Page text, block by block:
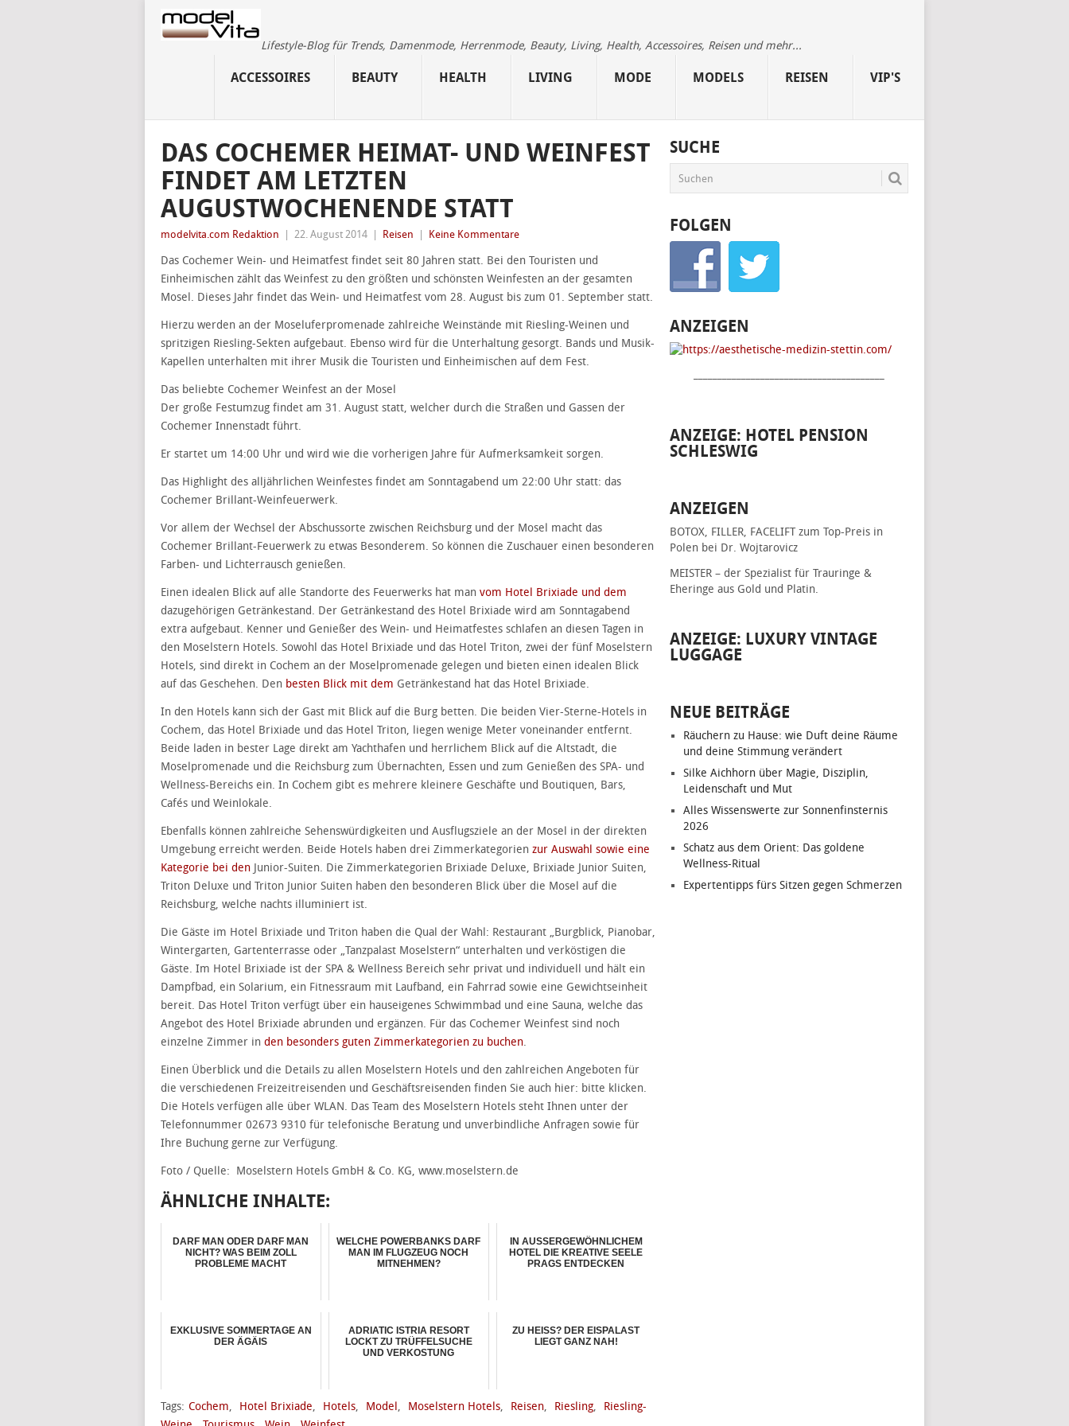
Lifestyle-Blog für Trends, Damenmode, Herrenmode, Beauty, Living, Health, Accessoires, Reisen und mehr...
ACCESSOIRES BEAUTY HEALTH LIVING MODE MODELS REISEN VIP'S
DAS COCHEMER HEIMAT- UND WEINFEST
FINDET AM LETZTEN
AUGUSTWOCHENENDE STATT
modelvita.com Redaktion 22. August 2014 Reisen Keine Kommentare
Das Cochemer Wein- und Heimatfest findet seit 80 Jahren statt. Bei den Touristen und
Einheimischen zählt das Weinfest zu den größten und schönsten Weinfesten an der gesamten
Mosel. Dieses Jahr findet das Wein- und Heimatfest vom 28. August bis zum 01. September statt.
Hierzu werden an der Moseluferpromenade zahlreiche Weinstände mit Riesling-Weinen und
spritzigen Riesling-Sekten aufgebaut. Ebenso wird für die Unterhaltung gesorgt. Bands und Musik-
Kapellen unterhalten mit ihrer Musik die Touristen und Einheimischen auf dem Fest.
Das beliebte Cochemer Weinfest an der Mosel
Der große Festumzug findet am 31. August statt, welcher durch die Straßen und Gassen der
Cochemer Innenstadt führt.
Er startet um 14:00 Uhr und wird wie die vorherigen Jahre für Aufmerksamkeit sorgen.
Das Highlight des alljährlichen Weinfestes findet am Sonntagabend um 22:00 Uhr statt: das
Cochemer Brillant-Weinfeuerwerk.
Vor allem der Wechsel der Abschussorte zwischen Reichsburg und der Mosel macht das
Cochemer Brillant-Feuerwerk zu etwas Besonderem. So können die Zuschauer einen besonderen
Farben- und Lichterrausch genießen.
Einen idealen Blick auf alle Standorte des Feuerwerks hat man vom Hotel Brixiade und dem
dazugehörigen Getränkestand. Der Getränkestand des Hotel Brixiade wird am Sonntagabend
extra aufgebaut. Kenner und Genießer des Wein- und Heimatfestes schlafen an diesen Tagen in
den Moselstern Hotels. Sowohl das Hotel Brixiade und das Hotel Triton, zwei der fünf Moselstern
Hotels, sind direkt in Cochem an der Moselpromenade gelegen und bieten einen idealen Blick
auf das Geschehen. Den besten Blick mit dem Getränkestand hat das Hotel Brixiade.
In den Hotels kann sich der Gast mit Blick auf die Burg betten. Die beiden Vier-Sterne-Hotels in
Cochem, das Hotel Brixiade und das Hotel Triton, liegen wenige Meter voneinander entfernt.
Beide laden in bester Lage direkt am Yachthafen und herrlichem Blick auf die Altstadt, die
Moselpromenade und die Reichsburg zum Übernachten, Essen und zum Genießen des SPA- und
Wellness-Bereichs ein. In Cochem gibt es mehrere kleinere Geschäfte und Boutiquen, Bars,
Cafés und Weinlokale.
Ebenfalls können zahlreiche Sehenswürdigkeiten und Ausflugsziele an der Mosel in der direkten
Umgebung erreicht werden. Beide Hotels haben drei Zimmerkategorien zur Auswahl sowie eine
Kategorie bei den Junior-Suiten. Die Zimmerkategorien Brixiade Deluxe, Brixiade Junior Suiten,
Triton Deluxe und Triton Junior Suiten haben den besonderen Blick über die Mosel auf die
Reichsburg, welche nachts illuminiert ist.
Die Gäste im Hotel Brixiade und Triton haben die Qual der Wahl: Restaurant „Burgblick, Pianobar,
Wintergarten, Gartenterrasse oder „Tanzpalast Moselstern“ unterhalten und verköstigen die
Gäste. Im Hotel Brixiade ist der SPA & Wellness Bereich sehr privat und individuell und hält ein
Dampfbad, ein Solarium, ein Fitnessraum mit Laufband, ein Fahrrad sowie eine Gewichtseinheit
bereit. Das Hotel Triton verfügt über ein hauseigenes Schwimmbad und eine Sauna, welche das
Angebot des Hotel Brixiade abrunden und ergänzen. Für das Cochemer Weinfest sind noch
einzelne Zimmer in den besonders guten Zimmerkategorien zu buchen.
Einen Überblick und die Details zu allen Moselstern Hotels und den zahlreichen Angeboten für
die verschiedenen Freizeitreisenden und Geschäftsreisenden finden Sie auch hier: bitte klicken.
Die Hotels verfügen alle über WLAN. Das Team des Moselstern Hotels steht Ihnen unter der
Telefonnummer 02673 9310 für telefonische Beratung und unverbindliche Anfragen sowie für
Ihre Buchung gerne zur Verfügung.
Foto / Quelle: Moselstern Hotels GmbH & Co. KG, www.moselstern.de
ÄHNLICHE INHALTE:
DARF MAN ODER DARF MAN
NICHT? WAS BEIM ZOLL
PROBLEME MACHT
WELCHE POWERBANKS DARF
MAN IM FLUGZEUG NOCH
MITNEHMEN?
IN AUSSERGEWÖHNLICHEM
HOTEL DIE KREATIVE SEELE
PRAGS ENTDECKEN
EXKLUSIVE SOMMERTAGE AN
DER ÄGÄIS
ADRIATIC ISTRIA RESORT
LOCKT ZU TRÜFFELSUCHE
UND VERKOSTUNG
ZU HEISS? DER EISPALAST L
IEGT GANZ NAH!
Tags: Cochem, Hotel Brixiade, Hotels, Model, Moselstern Hotels, Reisen, Riesling,
Riesling-
SUCHE
FOLGEN
ANZEIGEN
ANZEIGE: HOTEL PENSION
SCHLESWIG
ANZEIGEN
BOTOX, FILLER, FACELIFT zum Top-Preis in
Polen bei Dr. Wojtarovicz
MEISTER – der Spezialist für Trauringe &
Eheringe aus Gold und Platin.
ANZEIGE: LUXURY VINTAGE
LUGGAGE
NEUE BEITRÄGE
Räuchern zu Hause: wie Duft deine Räume
und deine Stimmung verändert
Silke Aichhorn über Magie, Disziplin,
Leidenschaft und Mut
Alles Wissenswerte zur Sonnenfinsternis
2026
Schatz aus dem Orient: Das goldene
Wellness-Ritual
Expertentipps fürs Sitzen gegen Schmerzen